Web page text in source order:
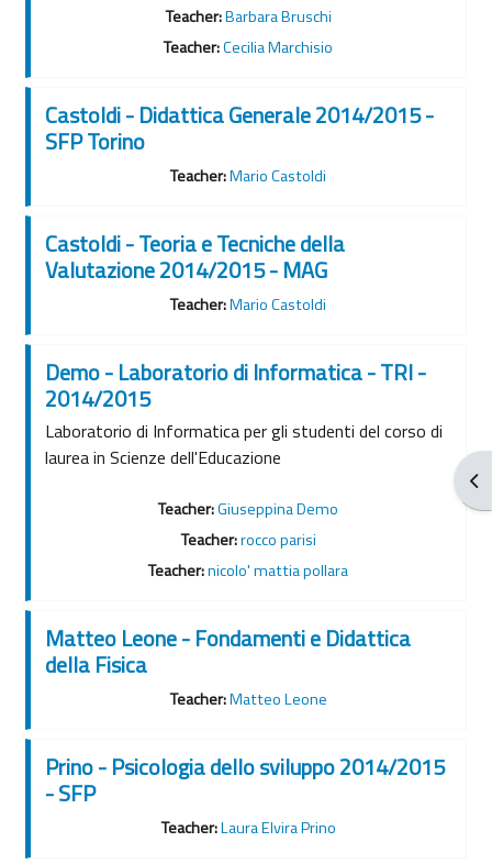
Teacher:Barbara Bruschi
Teacher:Cecilia Marchisio
Castoldi - Didattica Generale 2014/2015 -
SFP Torino
Teacher:Mario Castoldi
Castoldi - Teoria e Tecniche della
Valutazione 2014/2015 - MAG
Teacher:Mario Castoldi
Demo - Laboratorio di Informatica - TRI -
2014/2015
Laboratorio di Informatica per gli studenti del corso di
laurea in Scienze dell'Educazione
Teacher:Giuseppina Demo
Teacher:rocco parisi
Teacher:nicolo' mattia pollara
Matteo Leone - Fondamenti e Didattica
della Fisica
Teacher:Matteo Leone
Prino - Psicologia dello sviluppo 2014/2015
- SFP
Teacher:Laura Elvira Prino